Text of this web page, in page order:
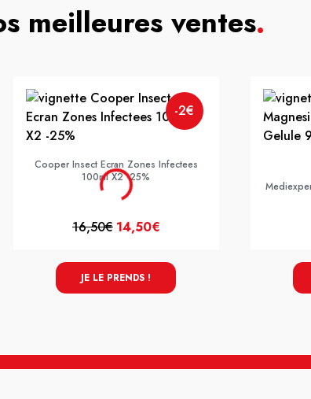
meilleures ventes.
-2€
Cooper Insect Ecran Zones Infectees
100ml X2 -25%
16,50€ 14,50€
JE LE PRENDS !